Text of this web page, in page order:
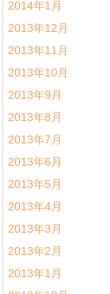
2014年1月
2013年12月
2013年11月
2013年10月
2013年9月
2013年8月
2013年7月
2013年6月
2013年5月
2013年4月
2013年3月
2013年2月
2013年1月